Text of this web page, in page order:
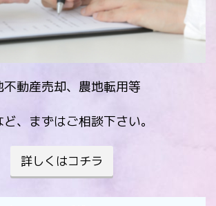
動産売却、農地転用等
、まずはご相談下さい。
詳しくはコチラ